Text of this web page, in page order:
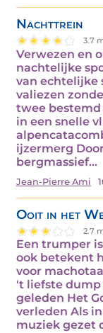
Nachttrein
3.7
Verwezen en
nachtelijke
van echtelijke
valiezen
twee
in een snelle
ijzermerg
bergmassief…
Jean-Pierre Ami
Ooit in het
2.7
Een trumper
ook betekent
voor
't liefste dump
geleden Het
verleden Als
muziek gezet